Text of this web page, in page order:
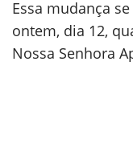
Essa mudança
ontem, dia 12,
Nossa Senhora